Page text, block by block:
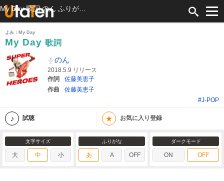
よみ：My Day
My Day 歌詞
のん
2018.5.9 リリース
作詞
佐藤美恵子
作曲
佐藤美恵子
#J-POP
試聴 ★ お気に入り登録
文字サイズ
大 中 小
ふりがな
あ A OFF
ダークモード
ON OFF